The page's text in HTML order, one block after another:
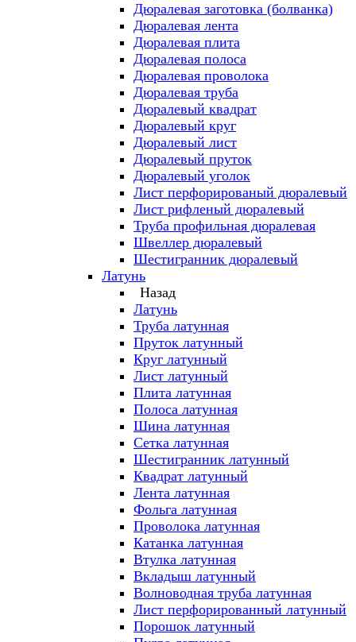
Дюралевая заготовка (болванка)
Дюралевая лента
Дюралевая плита
Дюралевая полоса
Дюралевая проволока
Дюралевая труба
Дюралевый квадрат
Дюралевый круг
Дюралевый лист
Дюралевый пруток
Дюралевый уголок
Лист перфорированый дюралевый
Лист рифленый дюралевый
Труба профильная дюралевая
Швеллер дюралевый
Шестигранник дюралевый
Латунь
Назад
Латунь
Труба латунная
Пруток латунный
Круг латунный
Лист латунный
Плита латунная
Полоса латунная
Шина латунная
Сетка латунная
Шестигранник латунный
Квадрат латунный
Лента латунная
Фольга латунная
Проволока латунная
Катанка латунная
Втулка латунная
Вкладыш латунный
Волноводная труба латунная
Лист перфорированный латунный
Порошок латунный